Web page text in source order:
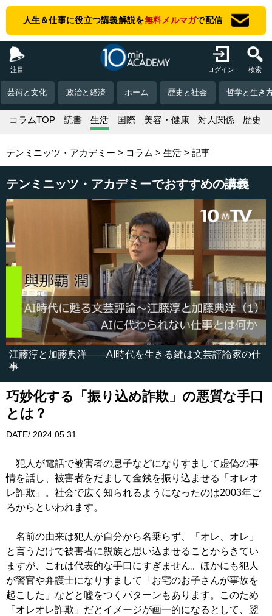
人生＆仕事に役立つ講義解説を無料メルマガで配信
注目 ログイン 検索
芸術と文化 政治と経済 ホーム 歴史と社会 哲学と生き
コラムTOP 読書 生活 国際 美容・健康 対人関係 歴史
テンミニッツ・アカデミー コラム 生活 記事
テンミニッツ・アカデミーでおすすめの講義
江藤淳と加藤典洋――AI時代を生きる鍵は文芸評論家の仕
事
巧妙化する「振り込め詐欺」の悪質な手口
とは？
DATE/ 2024.05.31
犯人が電話で被害者の息子などになりすまして虚偽の事
情を話し、被害者をだまして金銭を振り込ませる「オレオ
レ詐欺」。社会で広く知られるようになったのは2003年ご
ろからといわれます。
名前の由来は犯人が自分から名乗らず、「オレ、オレ」
と言うだけで被害者に親族と思い込ませることからきてい
ますが、これは代表的な手口にすぎません。ほかにも犯人
が警官や弁護士になりすまして「お宅のお子さんが事故を
起こした」などと嘘をつくパターンもあります。このため
「オレオレ詐欺」だとイメージが画一的になるとして、翌